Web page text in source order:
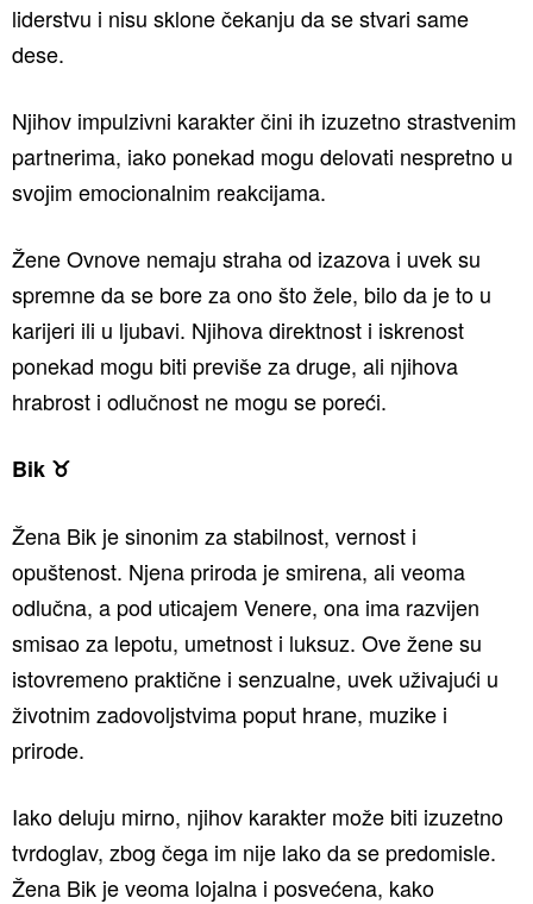
liderstvu i nisu sklone čekanju da se stvari same
dese.
Njihov impulzivni karakter čini ih izuzetno strastvenim
partnerima, iako ponekad mogu delovati nespretno u
svojim emocionalnim reakcijama.
Žene Ovnove nemaju straha od izazova i uvek su
spremne da se bore za ono što žele, bilo da je to u
karijeri ili u ljubavi. Njihova direktnost i iskrenost
ponekad mogu biti previše za druge, ali njihova
hrabrost i odlučnost ne mogu se poreći.
Bik ♉️
Žena Bik je sinonim za stabilnost, vernost i
opuštenost. Njena priroda je smirena, ali veoma
odlučna, a pod uticajem Venere, ona ima razvijen
smisao za lepotu, umetnost i luksuz. Ove žene su
istovremeno praktične i senzualne, uvek uživajući u
životnim zadovoljstvima poput hrane, muzike i
prirode.
Iako deluju mirno, njihov karakter može biti izuzetno
tvrdoglav, zbog čega im nije lako da se predomisle.
Žena Bik je veoma lojalna i posvećena, kako